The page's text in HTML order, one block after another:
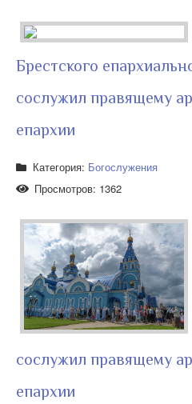
Брестского
сослужил правящему
епархии
Категория: Богослужения
Просмотров: 1362
сослужил правящему
епархии